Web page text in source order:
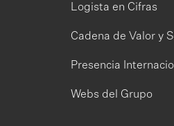
Logista en Cifras
Cadena de Valor y
Presencia
Webs del Grupo